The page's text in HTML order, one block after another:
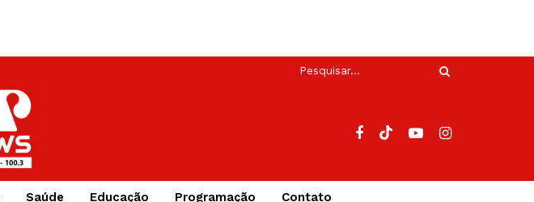
Saúde Educação Programação Contato